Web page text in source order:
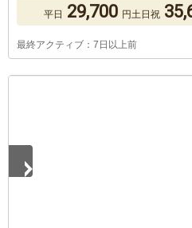
平日 29,700 円土日祝
最終アクティブ：7日以上前